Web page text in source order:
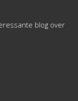
blog over